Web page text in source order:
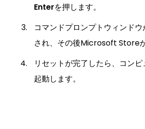
Enterを押します。
コマンドプロンプトウィンド
され、その後Microsoft Storeが
リセットが完了したら、コン
起動します。